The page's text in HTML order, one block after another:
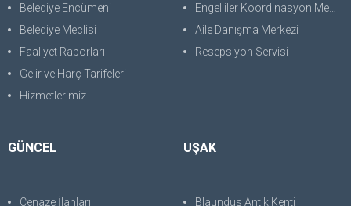
Belediye Encümeni
Belediye Meclisi
Faaliyet Raporları
Gelir ve Harç Tarifeleri
Hizmetlerimiz
Engelliler Koordinasyon Merkezi
Aile Danışma Merkezi
Resepsiyon Servisi
GÜNCEL
Cenaze İlanları
UŞAK
Blaundus Antik Kenti